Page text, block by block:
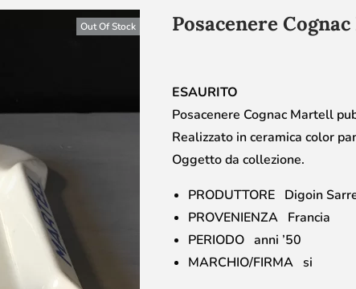
Out Of Stock Posacenere
ESAURITO
Posacenere Cognac Martell
Realizzato in ceramica color
Oggetto da collezione.
PRODUTTORE Digoin
PROVENIENZA Francia
PERIODO anni ’50
MARCHIO/FIRMA si